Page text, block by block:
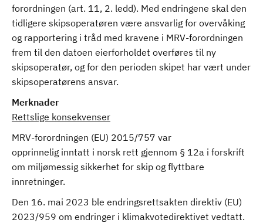
forordningen (art. 11, 2. ledd). Med endringene skal den
tidligere skipsoperatøren være ansvarlig for overvåking
og rapportering i tråd med kravene i MRV-forordningen
frem til den datoen eierforholdet overføres til ny
skipsoperatør, og for den perioden skipet har vært under
skipsoperatørens ansvar.
Merknader
Rettslige konsekvenser
MRV-forordningen (EU) 2015/757 var
opprinnelig inntatt i norsk rett gjennom § 12a i forskrift
om miljømessig sikkerhet for skip og flyttbare
innretninger.
Den 16. mai 2023 ble endringsrettsakten direktiv (EU)
2023/959 om endringer i klimakvotedirektivet vedtatt.